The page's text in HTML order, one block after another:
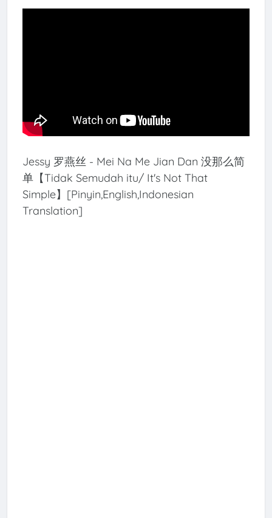
Jessy 罗燕丝 - Mei Na Me Jian Dan 没那么简
单【Tidak Semudah itu/ It's Not That
Simple】[Pinyin,English,Indonesian
Translation]